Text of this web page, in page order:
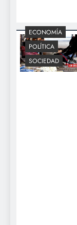
ECONOMÍA
POLÍTICA
SOCIEDAD